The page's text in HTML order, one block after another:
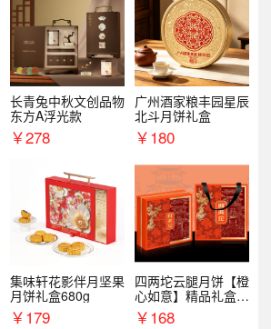
长青兔中秋文创品物
东方A浮光款
￥278
广州酒家粮丰园星辰
北斗月饼礼盒
￥180
集味轩花影伴月坚果
月饼礼盒680g
￥179
四两坨云腿月饼【橙
心如意】精品礼盒4
50g/盒
￥168